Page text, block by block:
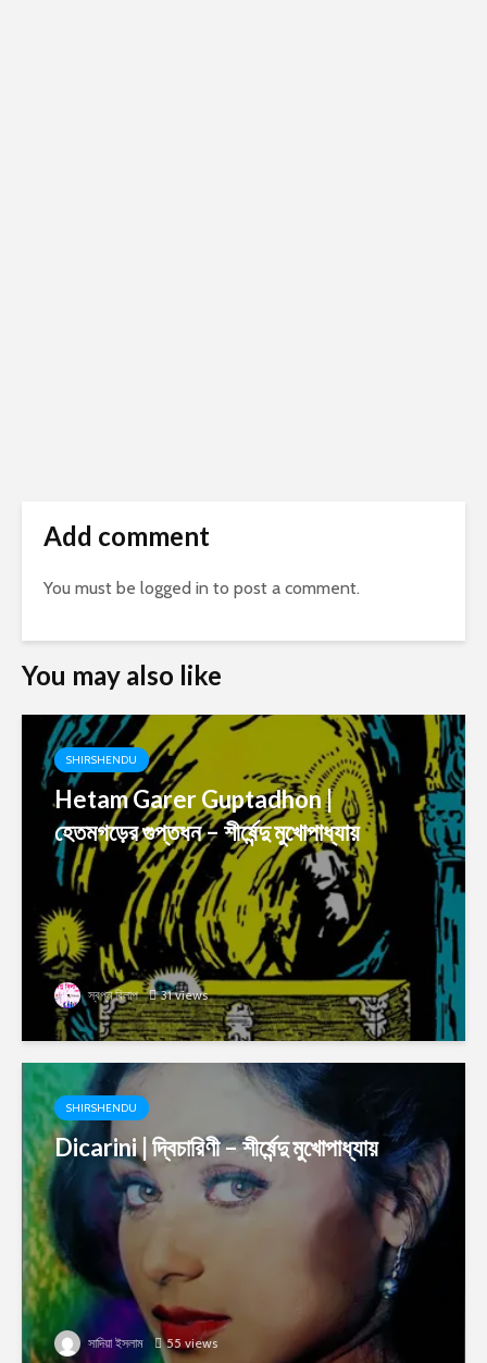
Add comment
You must be logged in to post a comment.
You may also like
SHIRSHENDU
Hetam Garer Guptadhon |
হেতমগড়ের গুপ্তধন – শীর্ষেন্দু মুখোপাধ্যায়
স্বপ্ন বিলাপ 31 views
SHIRSHENDU
Dicarini | দ্বিচারিণী – শীর্ষেন্দু মুখোপাধ্যায়
সাদিয়া ইসলাম 55 views